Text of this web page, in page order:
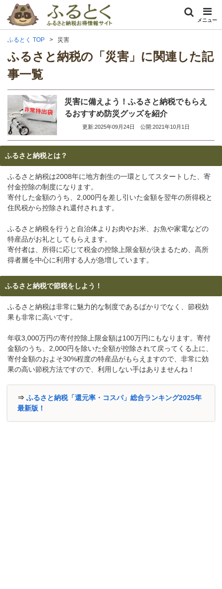
メニュー
ふるとく TOP 災害
ふるさと納税の「災害」に関連した記
事一覧
災害に備えよう！ふるさと納税でもらえ
るおすすめ防災グッズを紹介
更新:2025年09月24日 公開:2021年10月1日
ふるさと納税とは？
ふるさと納税は2008年に地方創生の一環としてスタートした、寄
付金控除の制度になります。
寄付した金額のうち、2,000円を差し引いた金額を翌年の所得税と
住民税から控除され還付されます。
ふるさと納税を行うと自治体よりお肉やお米、お魚や家電などの
特産品がお礼としてもらえます。
寄付者は、所得に応じて税金の控除上限金額が決まるため、高所
得者層を中心に利用する人が急増しています。
ふるさと納税で節税をしよう！
ふるさと納税は非常に魅力的な制度であるばかりでなく、節税効
果も非常に高いです。
年収3,000万円の寄付控除上限金額は100万円にもなります。寄付
金額のうち、2,000円を除いた全額が控除されて戻ってくる上に、
寄付金額のおよそ30%程度の特産品がもらえますので、非常に効
果の高い節税方法ですので、利用しない手はありませんね！
⇒ ふるさと納税「還元率・コスパ」総合ランキング2025年
最新版！